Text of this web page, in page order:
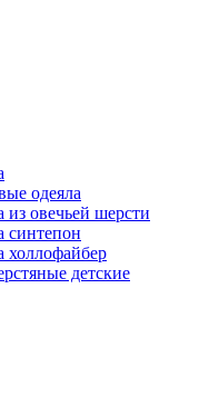
одеяла
из овечьей шерсти
синтепон
холлофайбер
детские